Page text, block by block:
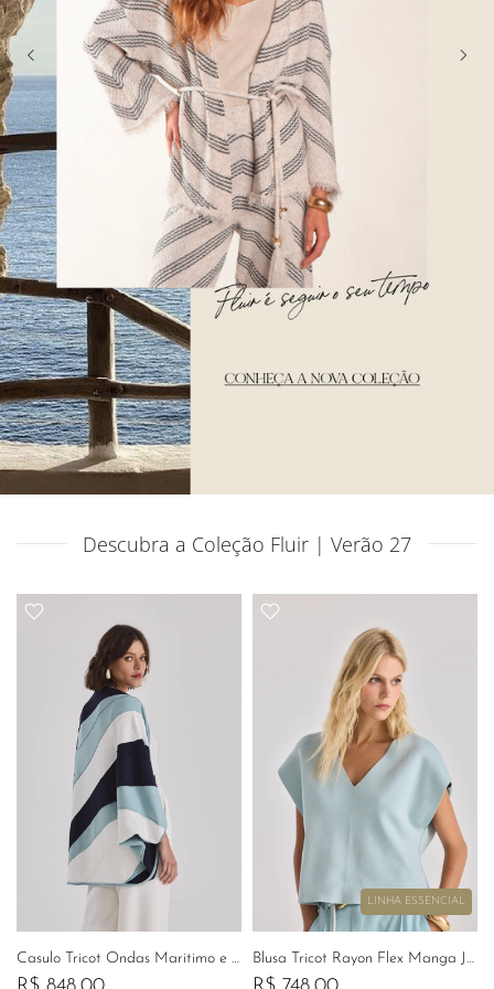
Descubra a Coleção Fluir | Verão 27
Casulo Tricot Ondas Maritimo e Laguna Tamanho Único
LINHA ESSENCIAL
Blusa Tricot Rayon Flex Manga Japonesa Brisa